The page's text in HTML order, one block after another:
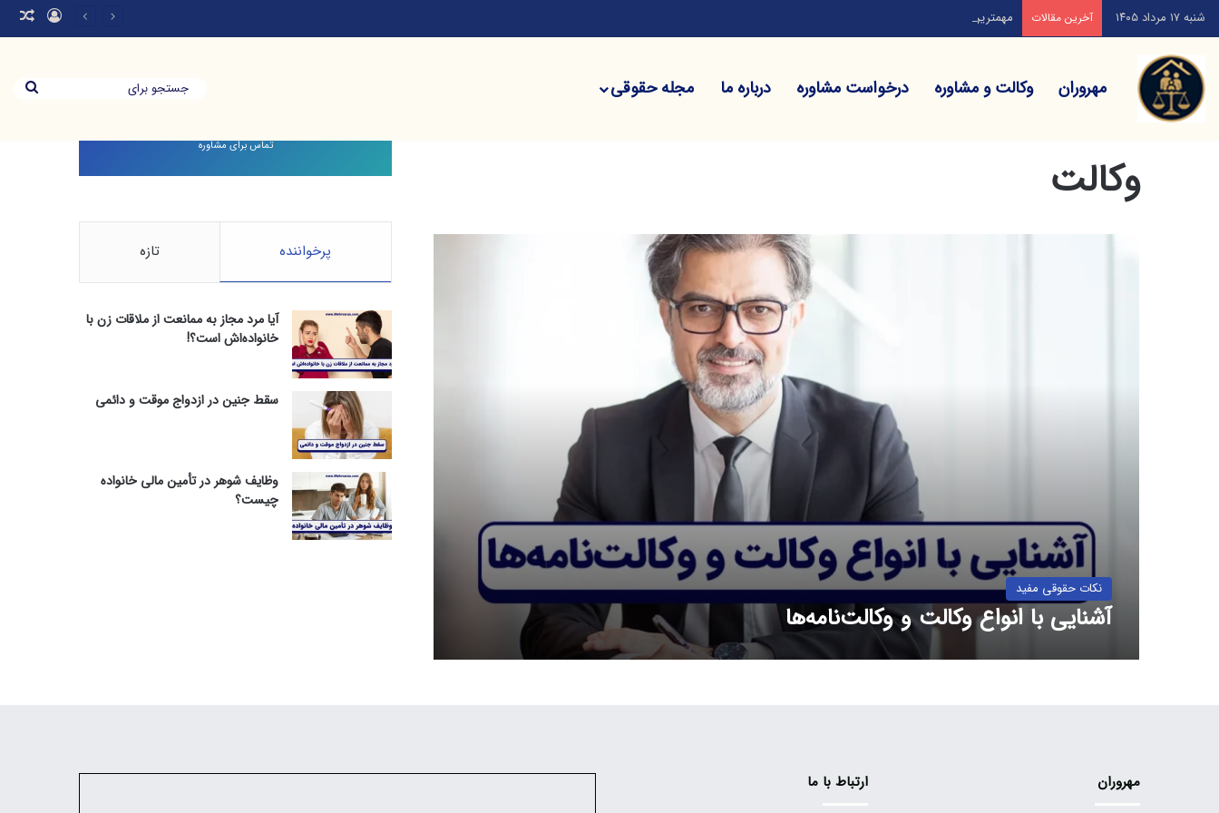
شنبه ۱۷ مرداد ۱۴۰۵ آخرین مقالات مهمترین دعاوی خانوادگی ناشی از ازدواج کدامند؟ ورود
مهروران وکالت و مشاوره درخواست مشاوره درباره ما مجله حقوقی
وکالت
نکات حقوقی مفید
آشنایی با انواع وکالت و وکالت‌نامه‌ها
تماس برای مشاوره
پرخواننده تازه
آیا مرد مجاز به ممانعت از ملاقات زن با
خانواده‌اش است؟!
سقط جنین در ازدواج موقت و دائمی
وظایف شوهر در تأمین مالی خانواده
چیست؟
مهروران ارتباط با ما